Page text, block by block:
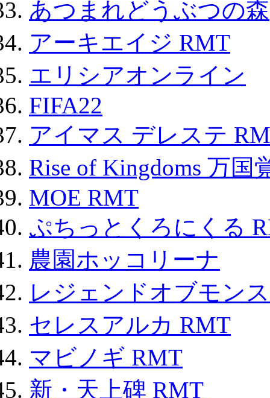
あつまれどうぶつの森
アーキエイジ RMT
エリシアオンライン
FIFA22
アイマス デレステ
Rise of Kingdoms 万
MOE RMT
ぷちっとくろにくる
農園ホッコリーナ
レジェンドオブモン
セレスアルカ RMT
マビノギ RMT
新・天上碑 RMT